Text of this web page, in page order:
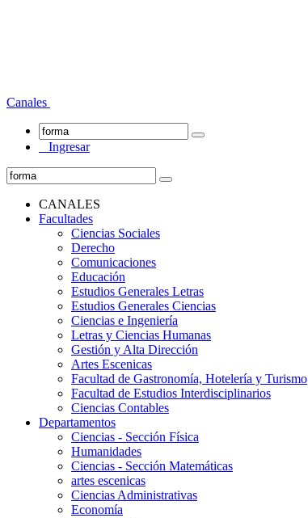
Canales
Ingresar
CANALES
Facultades
Ciencias Sociales
Derecho
Comunicaciones
Educación
Estudios Generales Letras
Estudios Generales Ciencias
Ciencias e Ingeniería
Letras y Ciencias Humanas
Gestión y Alta Dirección
Artes Escenicas
Facultad de Gastronomía, Hotelería y Turismo
Facultad de Estudios Interdisciplinarios
Ciencias Contables
Departamentos
Ciencias - Sección Física
Humanidades
Ciencias - Sección Matemáticas
artes escenicas
Ciencias Administrativas
Economía